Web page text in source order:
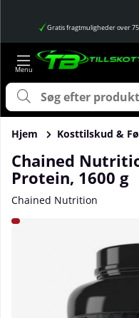
Gratis fragtmuligheder over
Hjem Kosttilskud &
Chained
Protein, 1600 g
Chained Nutrition
Produktbilleder